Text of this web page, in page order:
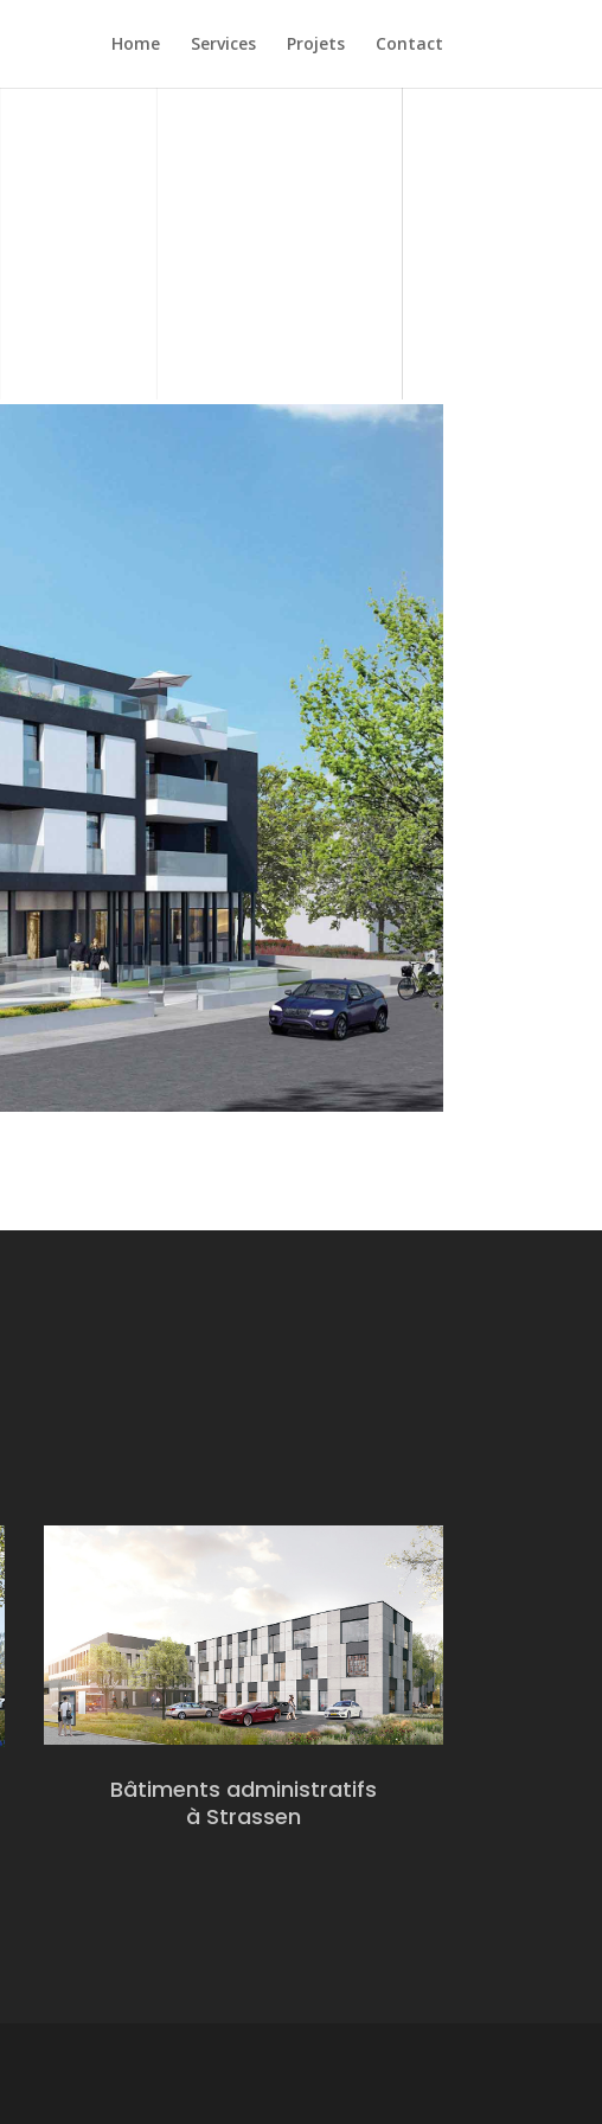
Home Services Projets Contact
Bâtiments administratifs
à Strassen